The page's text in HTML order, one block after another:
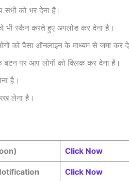
को भर देना है।
भी स्कैन करते हुए अपलोड कर देना है।
को पैसा ऑनलाइन के माध्यम से जमा कर
बटन पर आप लोगों को क्लिक कर देना है।
है।
लेना है।
Click Now
Click Now